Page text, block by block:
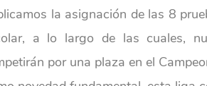
la asignación de las 8
a lo largo de las cuales,
por una plaza en el